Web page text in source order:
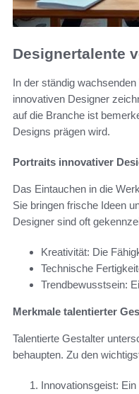
Designertalente
In der ständig
innovativen Designer
auf die Branche ist
Designs prägen wird.
Portraits innovativer
Das Eintauchen in die
Sie bringen frische Ideen
Designer sind oft
Kreativität: Die
Technische
Trendbewusstsein:
Merkmale talentierter
Talentierte Gestalter
behaupten. Zu den
Innovationsgeist: